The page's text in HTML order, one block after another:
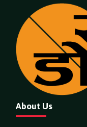
About Us